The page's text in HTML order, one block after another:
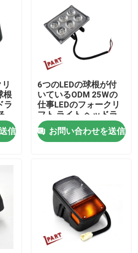
の部品
ーター コントローラー
モーター
ト ライト
根
ラ
信
6つのLEDの球根が付
いているODM 25Wの
仕事LEDのフォークリ
フト ライト ヘッドラ
イト
お問い合わせを送信